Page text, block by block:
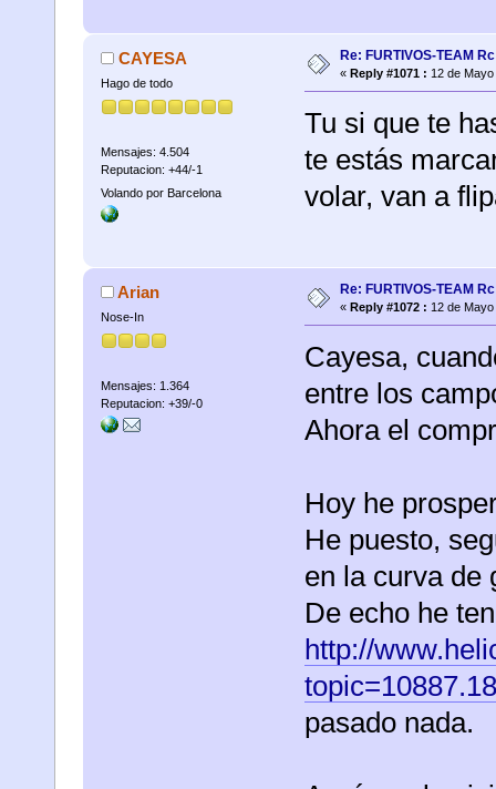
CAYESA
Hago de todo
Mensajes: 4.504
Reputacion: +44/-1
Volando por Barcelona
Re: FURTIVOS-TEAM
« Reply #1071 : 12 de
Tu si que te
te estás
volar, van a
Arian
Nose-In
Mensajes: 1.364
Reputacion: +39/-0
Re: FURTIVOS-TEAM
« Reply #1072 : 12 de
Cayesa,
entre los
Ahora el
Hoy he
He puesto,
en la curva de
De echo he
http://
pasado nada.